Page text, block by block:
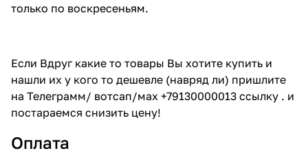
только по воскресеньям.
Если Вдруг какие то товары Вы хотите купить и
нашли их у кого то дешевле (навряд ли) пришлите
на Телеграмм/ вотсап/мах +79130000013 ссылку . и
постараемся снизить цену!
Оплата